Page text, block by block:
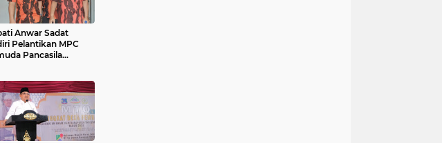
Anwar Sadat
Pelantikan MPC
Pancasila